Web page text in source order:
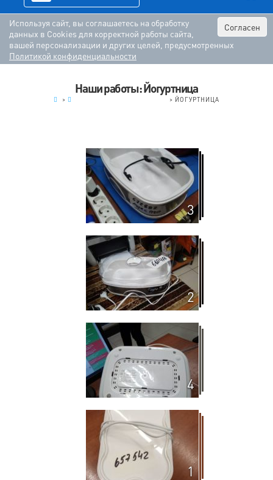
Согласен
Используя сайт, вы соглашаетесь на обработку
данных в Cookies для корректной работы сайта,
вашей персонализации и других целей, предусмотренных
Политикой конфиденциальности
Наши работы: Йогуртница
> > ЙОГУРТНИЦА
3
2
4
1